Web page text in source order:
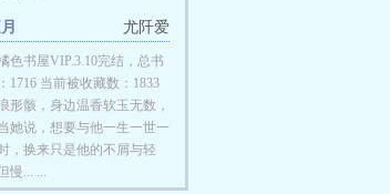
尤阡爱
色书屋VIP.3.10完结，总书
1716 当前被收藏数：1833
形骸，身边温香软玉无数，
她说，想要与他一生一世一
，换来只是他的不屑与轻
慢... ...